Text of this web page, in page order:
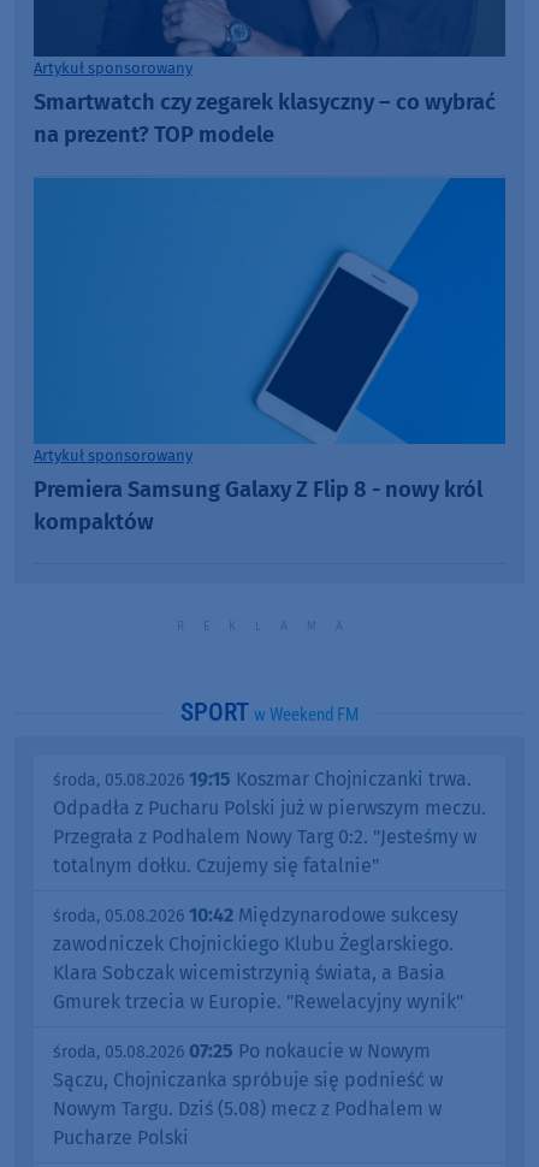
Artykuł sponsorowany
Smartwatch czy zegarek klasyczny – co wybrać
na prezent? TOP modele
Artykuł sponsorowany
Premiera Samsung Galaxy Z Flip 8 - nowy król
kompaktów
SPORT w Weekend FM
środa, 05.08.2026 19:15 Koszmar Chojniczanki trwa.
Odpadła z Pucharu Polski już w pierwszym meczu.
Przegrała z Podhalem Nowy Targ 0:2. "Jesteśmy w
totalnym dołku. Czujemy się fatalnie"
środa, 05.08.2026 10:42 Międzynarodowe sukcesy
zawodniczek Chojnickiego Klubu Żeglarskiego.
Klara Sobczak wicemistrzynią świata, a Basia
Gmurek trzecia w Europie. "Rewelacyjny wynik"
środa, 05.08.2026 07:25 Po nokaucie w Nowym
Sączu, Chojniczanka spróbuje się podnieść w
Nowym Targu. Dziś (5.08) mecz z Podhalem w
Pucharze Polski